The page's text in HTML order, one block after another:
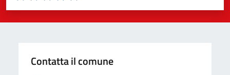
Valuta 5 stelle su 5
Valuta 4 stelle su 5
Valuta 3 stelle su 5
Valuta 2 stelle su 5
Valuta 1 stelle su 5
Contatta il comune